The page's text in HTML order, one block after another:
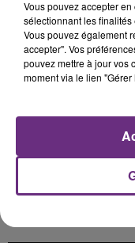
Cela fait déjà
nucléaire
justifiée par la
présente.
LE MAGASIN
Vous pouvez accepter
sélectionnant les finalités
Vous pouvez également
accepter". Vos
pouvez mettre à jour vos
moment via le lien